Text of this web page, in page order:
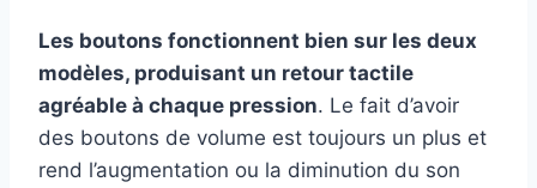
Les boutons fonctionnent bien sur les deux
modèles, produisant un retour tactile
agréable à chaque pression. Le fait d’avoir
des boutons de volume est toujours un plus et
rend l’augmentation ou la diminution du son